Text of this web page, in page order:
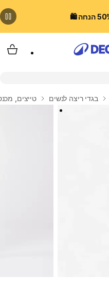
בגדי ריצה לנשים טייצים,